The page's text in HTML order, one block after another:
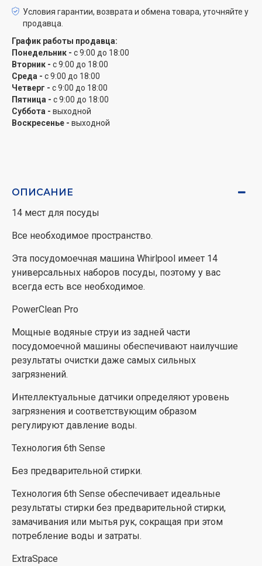
ExtraSpace
Революция в управлении космосом.
Уникальный дизайн ExtraSpace позволяет
складывать кастрюли и сковороды вертикально в
нижнюю корзину, давая вам место для 10
дополнительных тарелок. Экономьте место,
экономьте время.
Камера из нержавеющей стали
идеально чистая.
Подключение горячей воды
Подключение горячей воды. Посудомоечная машина
Whirlpool обеспечивает прямое подключение к линии
горячей воды (максимум 60 ° C).
8 программ
Множество возможностей, отличные результаты.
Эта посудомоечная машина Whirlpool имеет восемь
универсальных программ, поэтому вы всегда
можете выбрать ту, которая вам больше всего
подходит.
Условия гарантии, возврата и обмена товара, уточняйте у
продавца.
График работы продавца:
Понедельник - с 9:00 до 18:00
Вторник - с 9:00 до 18:00
Среда - с 9:00 до 18:00
Четверг - с 9:00 до 18:00
Пятница - с 9:00 до 18:00
Суббота - выходной
Воскресенье - выходной
ОПИСАНИЕ
14 мест для посуды
Все необходимое пространство.
Эта посудомоечная машина Whirlpool имеет 14
универсальных наборов посуды, поэтому у вас
всегда есть все необходимое.
PowerClean Pro
Мощные водяные струи из задней части
посудомоечной машины обеспечивают наилучшие
результаты очистки даже самых сильных
загрязнений.
Интеллектуальные датчики определяют уровень
загрязнения и соответствующим образом
регулируют давление воды.
Технология 6th Sense
Без предварительной стирки.
Технология 6th Sense обеспечивает идеальные
результаты стирки без предварительной стирки,
замачивания или мытья рук, сокращая при этом
потребление воды и затраты.
ExtraSpace